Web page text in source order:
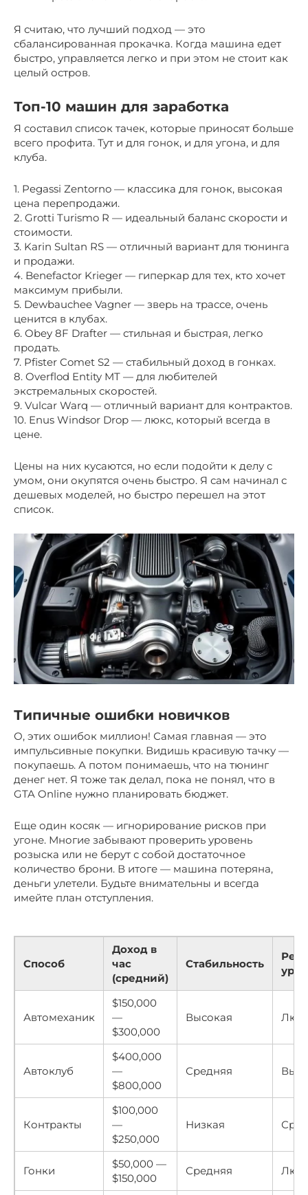
Я считаю, что лучший подход — это
сбалансированная прокачка. Когда машина едет
быстро, управляется легко и при этом не стоит как
целый остров.
Топ-10 машин для заработка
Я составил список тачек, которые приносят больше
всего профита. Тут и для гонок, и для угона, и для
клуба.
1. Pegassi Zentorno — классика для гонок, высокая
цена перепродажи.
2. Grotti Turismo R — идеальный баланс скорости и
стоимости.
3. Karin Sultan RS — отличный вариант для тюнинга
и продажи.
4. Benefactor Krieger — гиперкар для тех, кто хочет
максимум прибыли.
5. Dewbauchee Vagner — зверь на трассе, очень
ценится в клубах.
6. Obey 8F Drafter — стильная и быстрая, легко
продать.
7. Pfister Comet S2 — стабильный доход в гонках.
8. Overflod Entity MT — для любителей
экстремальных скоростей.
9. Vulcar Warq — отличный вариант для контрактов.
10. Enus Windsor Drop — люкс, который всегда в
цене.
Цены на них кусаются, но если подойти к делу с
умом, они окупятся очень быстро. Я сам начинал с
дешевых моделей, но быстро перешел на этот
список.
Типичные ошибки новичков
О, этих ошибок миллион! Самая главная — это
импульсивные покупки. Видишь красивую тачку —
покупаешь. А потом понимаешь, что на тюнинг
денег нет. Я тоже так делал, пока не понял, что в
GTA Online нужно планировать бюджет.
Еще один косяк — игнорирование рисков при
угоне. Многие забывают проверить уровень
розыска или не берут с собой достаточное
количество брони. В итоге — машина потеряна,
деньги улетели. Будьте внимательны и всегда
имейте план отступления.
Способ
Доход в
час
(средний)
Стабильность
Автомеханик
$150,000
—
$300,000
Высокая
Автоклуб
$400,000
—
$800,000
Средняя
Контракты
$100,000
—
$250,000
Низкая
Гонки
$50,000 —
$150,000
Средняя